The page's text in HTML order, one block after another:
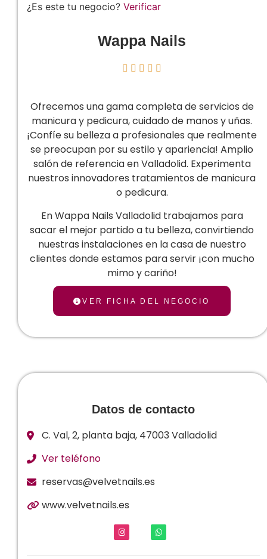
¿Es este tu negocio? Verificar
Wappa Nails
    
Ofrecemos una gama completa de servicios de
manicura y pedicura, cuidado de manos y uñas.
¡Confíe su belleza a profesionales que realmente
se preocupan por su estilo y apariencia! Amplio
salón de referencia en Valladolid. Experimenta
nuestros innovadores tratamientos de manicura
o pedicura.
En Wappa Nails Valladolid trabajamos para
sacar el mejor partido a tu belleza, convirtiendo
nuestras instalaciones en la casa de nuestro
clientes donde estamos para servir ¡con mucho
mimo y cariño!
VER FICHA DEL NEGOCIO
Datos de contacto
C. Val, 2, planta baja, 47003 Valladolid
Ver teléfono
reservas@velvetnails.es
www.velvetnails.es